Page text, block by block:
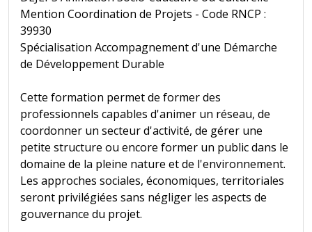
Mention Coordination de Projets - Code RNCP :
39930
Spécialisation Accompagnement d'une Démarche
de Développement Durable
Cette formation permet de former des
professionnels capables d'animer un réseau, de
coordonner un secteur d'activité, de gérer une
petite structure ou encore former un public dans le
domaine de la pleine nature et de l'environnement.
Les approches sociales, économiques, territoriales
seront privilégiées sans négliger les aspects de
gouvernance du projet.